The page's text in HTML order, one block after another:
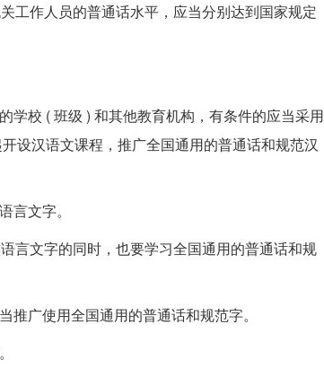
工作人员的普通话水平，应当分别达到国家规定
学校 ( 班级 ) 和其他教育机构，有条件的应当采用
设汉语文课程，推广全国通用的普通话和规范汉
言文字。
言文字的同时，也要学习全国通用的普通话和规
广使用全国通用的普通话和规范字。